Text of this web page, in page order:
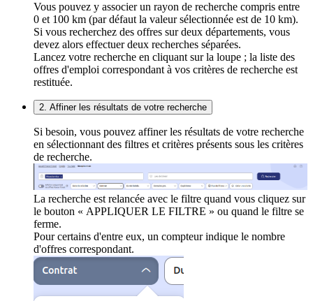
Vous pouvez y associer un rayon de recherche compris entre
0 et 100 km (par défaut la valeur sélectionnée est de 10 km).
Si vous recherchez des offres sur deux départements, vous
devez alors effectuer deux recherches séparées.
Lancez votre recherche en cliquant sur la loupe ; la liste des
offres d'emploi correspondant à vos critères de recherche est
restituée.
2. Affiner les résultats de votre recherche
Si besoin, vous pouvez affiner les résultats de votre recherche
en sélectionnant des filtres et critères présents sous les critères
de recherche.
La recherche est relancée avec le filtre quand vous cliquez sur
le bouton « APPLIQUER LE FILTRE » ou quand le filtre se
ferme.
Pour certains d'entre eux, un compteur indique le nombre
d'offres correspondant.